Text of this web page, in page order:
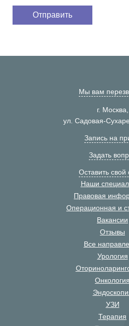
Мы вам
г. Москва,
ул. Садовая-
Запись на
Задать
Оставить свой
Наши
Правовая
Операционная и
Вакансии
Отзывы
Все
Урология
Онкология
УЗИ
Терапия